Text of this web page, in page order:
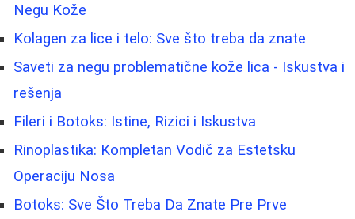
Negu Kože
Kolagen za lice i telo: Sve što treba da znate
Saveti za negu problematične kože lica - Iskustva i
rešenja
Fileri i Botoks: Istine, Rizici i Iskustva
Rinoplastika: Kompletan Vodič za Estetsku
Operaciju Nosa
Botoks: Sve Što Treba Da Znate Pre Prve